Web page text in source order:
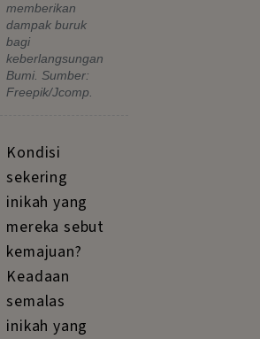
memberikan
dampak buruk
bagi
keberlangsungan
Bumi. Sumber:
Freepik/Jcomp.
Kondisi
sekering
inikah yang
mereka sebut
kemajuan?
Keadaan
semalas
inikah yang